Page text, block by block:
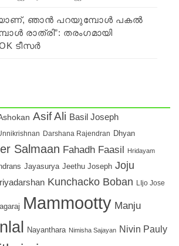
ഞാൻ പറയുമ്പോൾ പകൽ
രാത്രി”: തരംഗമായി
ടീസർ
Asif Ali Basil Joseph
Darshana Rajendran Dhyan
Salmaan Fahadh Faasil Hridayam
Jayasurya Jeethu Joseph Joju
Kunchacko Boban LIjo Jose
Mammootty Manju
Nayanthara Nimisha Sajayan Nivin Pauly